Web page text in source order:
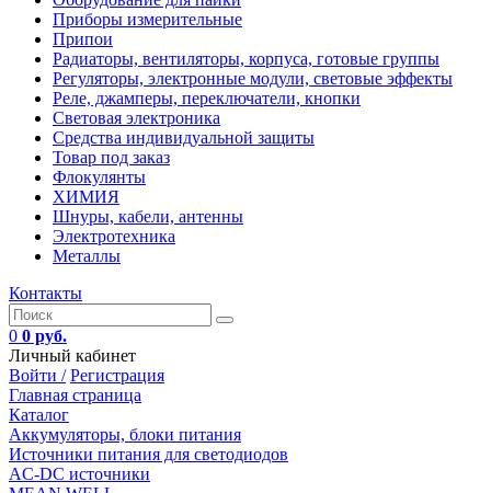
Приборы измерительные
Припои
Радиаторы, вентиляторы, корпуса, готовые группы
Регуляторы, электронные модули, световые эффекты
Реле, джамперы, переключатели, кнопки
Световая электроника
Средства индивидуальной защиты
Товар под заказ
Флокулянты
ХИМИЯ
Шнуры, кабели, антенны
Электротехника
Металлы
Контакты
0 0 руб.
Личный кабинет
Войти / Регистрация
Главная страница
Каталог
Аккумуляторы, блоки питания
Источники питания для светодиодов
AC-DC источники